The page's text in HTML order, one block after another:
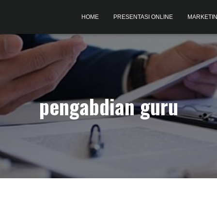
HOME PRESENTASI ONLINE
pengabdian guru